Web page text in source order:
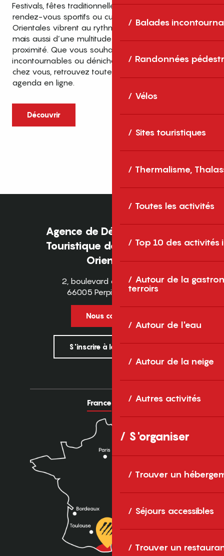
Balades
Randonnées
Vélos
Sites touristiques
Thermalisme,
Toutes les activités
Top 10 des activités
Autour de la
terroirs
Autour de l'eau
Autour de la neige
Autres activités
S'organiser
Trouver un
Séjours accessibles
Trouver un
Festivals, fêtes traditionnelles, concerts, expositions,
rendez-vous sportifs ou culturels… les Pyrénées-
Orientales vibrent au rythme de grands temps forts
mais aussi d’une multitude d’événements de
proximité. Que vous souhaitiez vivre les
incontournables ou dénicher des sorties près de
chez vous, retrouvez toutes les infos dans notre
agenda en ligne.
Découvrir
Top des événements et sorties
en famille
cet été dans les Pyrénées-Orientales
Entre mer Méditerranée, villages de
caractère et grands espaces naturels, les
Pyrénées-Orientales sont une destination
idéale pour partager des moments en
famille tout au long...
Agence de Développement
Touristique des Pyrénées-
Orientales
2, boulevard des Pyrénées
66005 Perpignan Cedex
Nous contacter
S'inscrire à la newsletter
France Europe